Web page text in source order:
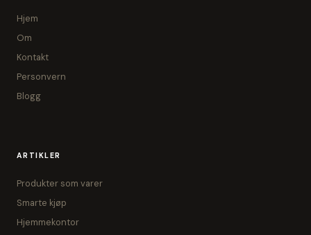
Hjem
Om
Kontakt
Personvern
Blogg
ARTIKLER
Produkter som varer
Smarte kjøp
Hjemmekontor